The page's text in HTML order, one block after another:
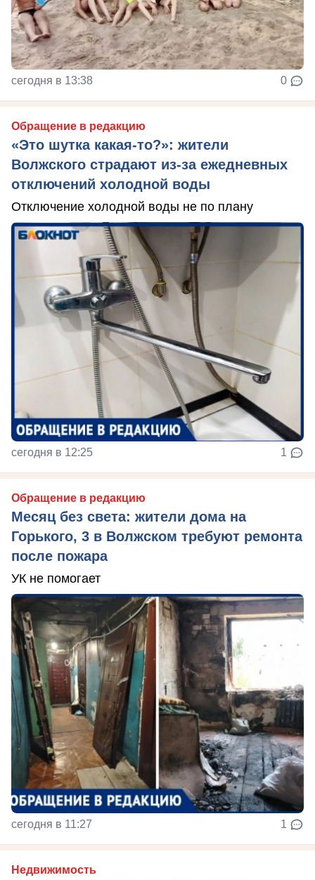
сегодня в 13:38 0
Обращение в редакцию
«Это шутка какая-то?»: жители
Волжского страдают из‑за ежедневных
отключений холодной воды
Отключение холодной воды не по плану
сегодня в 12:25 1
Обращение в редакцию
Месяц без света: жители дома на
Горького, 3 в Волжском требуют ремонта
после пожара
УК не помогает
сегодня в 11:27 1
Недвижимость